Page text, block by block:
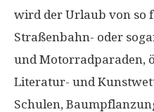
wird der Urlaub von so
Straßenbahn- oder
und Motorradparaden,
Literatur- und
Schulen,